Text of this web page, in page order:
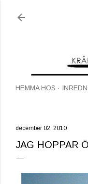
HEMMA HOS
december 02, 2010
JAG HOPPAR